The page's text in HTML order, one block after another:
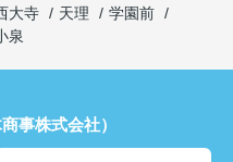
大寺 天理
学園前
泉
事株式会社）